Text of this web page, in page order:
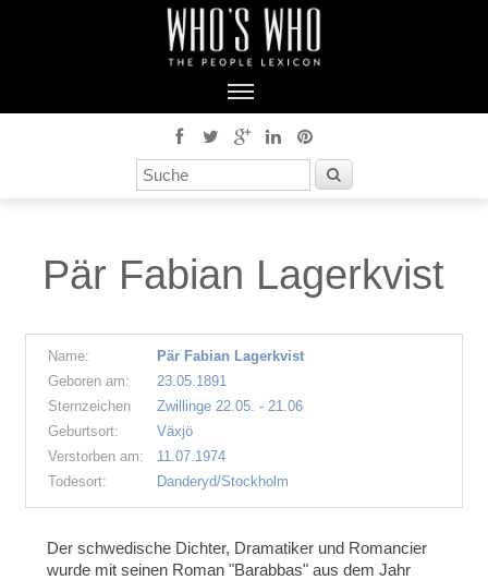
Pär Fabian Lagerkvist
Name:
Pär Fabian Lagerkvist
Geboren am:
23.05.1891
Sternzeichen
Zwillinge 22.05. - 21.06
Geburtsort:
Växjö
Verstorben am:
11.07.1974
Todesort:
Danderyd/Stockholm
Der schwedische Dichter, Dramatiker und Romancier
wurde mit seinen Roman "Barabbas" aus dem Jahr